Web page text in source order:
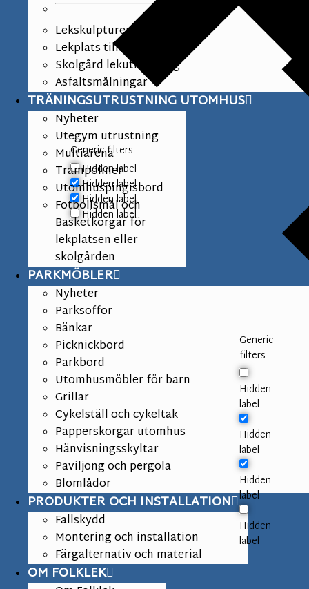
Generic filters
Hidden label
Hidden label
Hidden label
Hidden label
Generic
filters
Hidden
label
Hidden
label
Hidden
label
Hidden
label
Lekskulpturer
Lekplats tillbehör
Skolgård lekutrustning
Asfaltsmålningar
TRÄNINGSUTRUSTNING UTOMHUS
Nyheter
Utegym utrustning
Multiarena
Trampoliner
Utomhuspingisbord
Fotbollsmål och
Basketkorgar för
lekplatsen eller
skolgården
PARKMÖBLER
Nyheter
Parksoffor
Bänkar
Picknickbord
Parkbord
Utomhusmöbler för barn
Grillar
Cykelställ och cykeltak
Papperskorgar utomhus
Hänvisningsskyltar
Paviljong och pergola
Blomlådor
PRODUKTER OCH INSTALLATION
Fallskydd
Montering och installation
Färgalternativ och material
OM FOLKLEK